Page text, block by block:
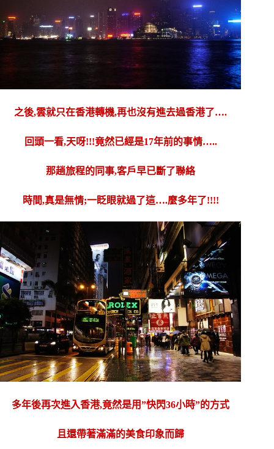
之後,雲就只在香港轉機,再也沒有進去過香港了….
回頭一看,天呀!!!竟然已經是17年前的事情…..
那趟旅程的同事,客戶早已斷了聯絡
時間,真是無情;一眨眼就過了這….麼多年了!!!!
多年後再次進入香港,竟然是用”快閃36小時”的方式
且還帶著滿滿的美食印象而歸